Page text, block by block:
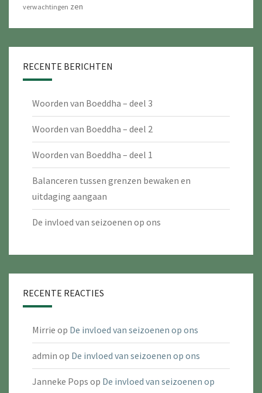
verwachtingen zen
RECENTE BERICHTEN
Woorden van Boeddha – deel 3
Woorden van Boeddha – deel 2
Woorden van Boeddha – deel 1
Balanceren tussen grenzen bewaken en
uitdaging aangaan
De invloed van seizoenen op ons
RECENTE REACTIES
Mirrie op De invloed van seizoenen op ons
admin op De invloed van seizoenen op ons
Janneke Pops op De invloed van seizoenen op